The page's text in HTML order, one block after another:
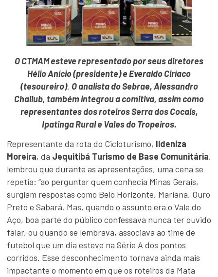
O CTMAM esteve representado por seus diretores
Hélio Anício (presidente) e Everaldo Ciríaco
(tesoureiro). O analista do Sebrae, Alessandro
Challub, também integrou a comitiva, assim como
representantes dos roteiros Serra dos Cocais,
Ipatinga Rural e Vales do Tropeiros.
Representante da rota do Cicloturismo, Ildeniza
Moreira, da Jequitibá Turismo de Base Comunitária,
lembrou que durante as apresentações, uma cena se
repetia: “ao perguntar quem conhecia Minas Gerais,
surgiam respostas como Belo Horizonte, Mariana, Ouro
Preto e Sabará. Mas, quando o assunto era o Vale do
Aço, boa parte do público confessava nunca ter ouvido
falar, ou quando se lembrava, associava ao time de
futebol que um dia esteve na Série A dos pontos
corridos. Esse desconhecimento tornava ainda mais
impactante o momento em que os roteiros da Mata